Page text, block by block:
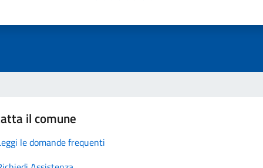
il comune
le domande frequenti